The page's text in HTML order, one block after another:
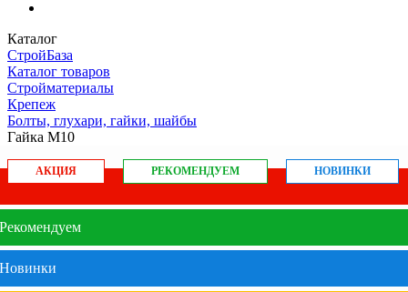
Каталог
СтройБаза
Каталог товаров
Стройматериалы
Крепеж
Болты, глухари, гайки, шайбы
Гайка М10
АКЦИЯ РЕКОМЕНДУЕМ НОВИНКИ
Рекомендуем
Новинки